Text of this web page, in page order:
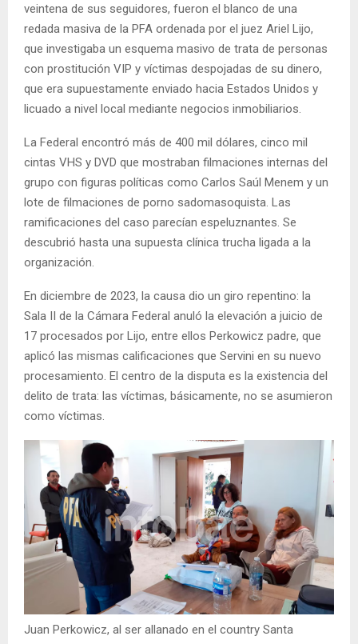
veintena de sus seguidores, fueron el blanco de una
redada masiva de la PFA ordenada por el juez Ariel Lijo,
que investigaba un esquema masivo de trata de personas
con prostitución VIP y víctimas despojadas de su dinero,
que era supuestamente enviado hacia Estados Unidos y
licuado a nivel local mediante negocios inmobiliarios.
La Federal encontró más de 400 mil dólares, cinco mil
cintas VHS y DVD que mostraban filmaciones internas del
grupo con figuras políticas como Carlos Saúl Menem y un
lote de filmaciones de porno sadomasoquista. Las
ramificaciones del caso parecían espeluznantes. Se
descubrió hasta una supuesta clínica trucha ligada a la
organización.
En diciembre de 2023, la causa dio un giro repentino: la
Sala II de la Cámara Federal anuló la elevación a juicio de
17 procesados por Lijo, entre ellos Perkowicz padre, que
aplicó las mismas calificaciones que Servini en su nuevo
procesamiento. El centro de la disputa es la existencia del
delito de trata: las víctimas, básicamente, no se asumieron
como víctimas.
Juan Perkowicz, al ser allanado en el country Santa